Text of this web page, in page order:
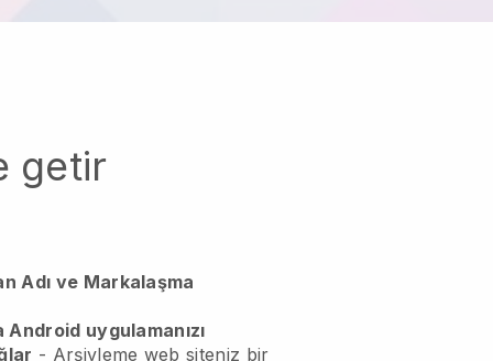
getir
Adı ve Markalaşma
uygulamanızı
- Arşivleme web siteniz bir